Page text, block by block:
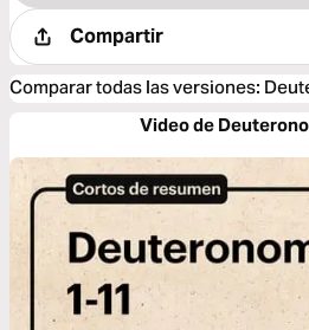
Compartir
Comparar todas las versiones:
Video de